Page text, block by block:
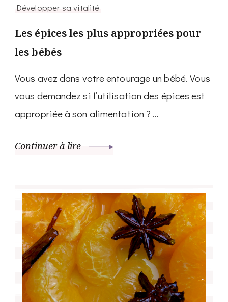
Développer sa vitalité
Les épices les plus appropriées pour
les bébés
Vous avez dans votre entourage un bébé. Vous
vous demandez si l’utilisation des épices est
appropriée à son alimentation ? …
Continuer à lire